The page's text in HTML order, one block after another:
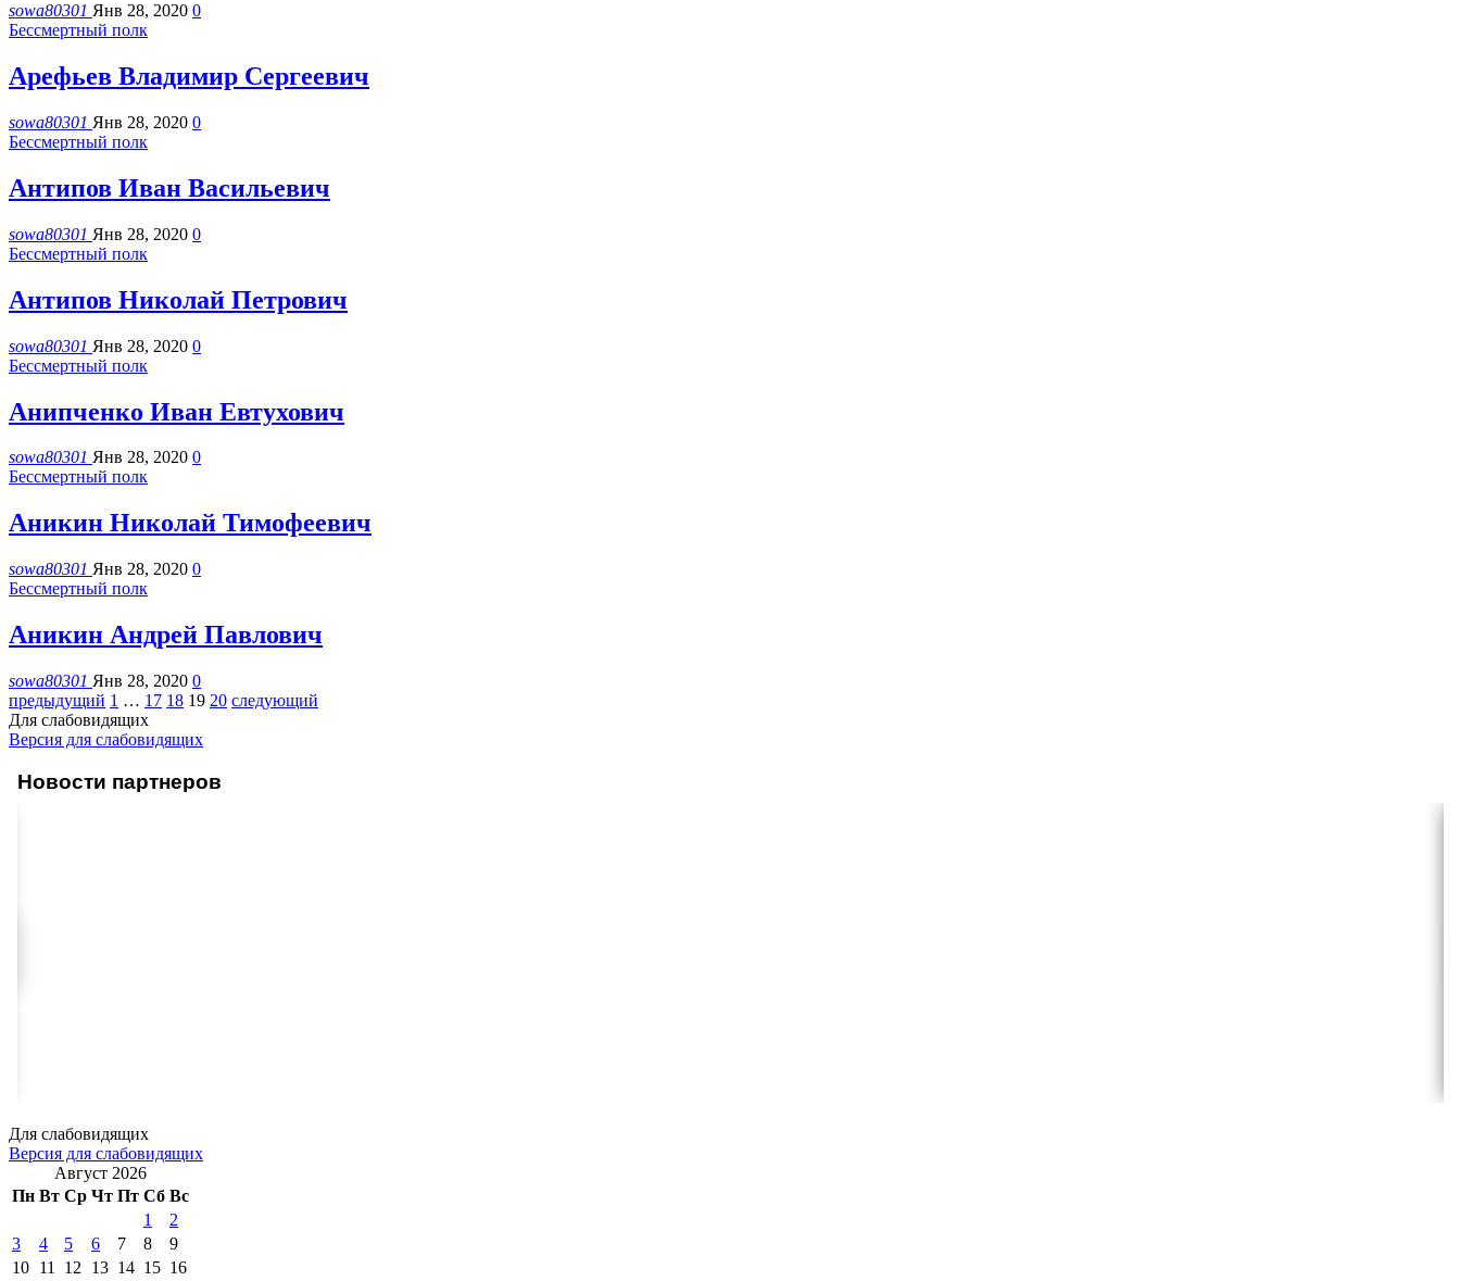
sowa80301 Янв 28, 2020 0
Бессмертный полк
Арефьев Владимир Сергеевич
sowa80301 Янв 28, 2020 0
Бессмертный полк
Антипов Иван Васильевич
sowa80301 Янв 28, 2020 0
Бессмертный полк
Антипов Николай Петрович
sowa80301 Янв 28, 2020 0
Бессмертный полк
Анипченко Иван Евтухович
sowa80301 Янв 28, 2020 0
Бессмертный полк
Аникин Николай Тимофеевич
sowa80301 Янв 28, 2020 0
Бессмертный полк
Аникин Андрей Павлович
sowa80301 Янв 28, 2020 0
предыдущий 1 … 17 18 19 20 следующий
Для слабовидящих
Версия для слабовидящих
Новости партнеров
Для слабовидящих
Версия для слабовидящих
Август 2026
Пн Вт Ср Чт Пт Сб Вс
1
2
3
4 5 6 7 8
9
10 11 12 13 14 15 16